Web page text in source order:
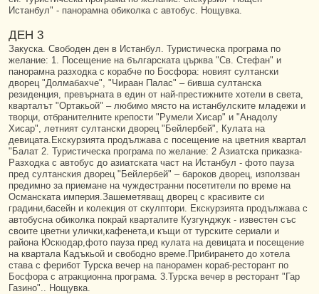
Истанбул" - панорамна обиколка с автобус. Нощувка.
ДЕН 3
Закуска. Свободен ден в Истанбул. Туристическа програма по
желание: 1. Посещение на българската църква "Св. Стефан" и
панорамна разходка с корабче по Босфора: новият султански
дворец "Долмабахче", "Чираан Палас" – бивша султанска
резиденция, превърната в един от най-престижните хотели в света,
кварталът "Ортакьой" – любимо място на истанбулските младежи и
творци, отбранителните крепости "Румели Хисар" и "Анадолу
Хисар", летният султански дворец "Бейлербей", Кулата на
девицата.Екскурзията продължава с посещение на цветния квартал
"Балат 2. Туристическа програма по желание: 2 Азиатска приказка-
Разходка с автобус до азиатската част на Истанбул - фото пауза
пред султанския дворец "Бейлербей" – бароков дворец, използван
предимно за приемане на чуждестранни посетители по време на
Османската империя.Зашеметяващ дворец с красивите си
градини,басейн и колекция от скулптори. Екскурзията продължава с
автобусна обиколка покрай кварталите Кузгунджук - известен със
своите цветни улички,кафенета,и къщи от турските сериали и
района Юскюдар,фото пауза пред кулата на девицата и посещение
на квартала Кадъкьой и свободно време.Прибирането до хотела
става с ферибот Турска вечер на панорамен кораб-ресторант по
Босфора с атракционна програма. 3.Турска вечер в ресторант "Гар
Газино".. Нощувка.